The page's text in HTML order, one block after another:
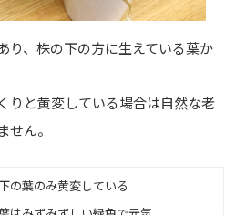
り、株の下の方に生えている葉か
りと黄変している場合は自然な老
ん。
の葉のみ黄変している